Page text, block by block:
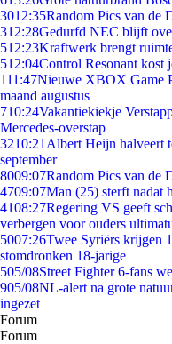
3012:35Random Pics van de
312:28Gedurfd NEC blijft
512:23Kraftwerk brengt
512:04Control Resonant kost
111:47Nieuwe XBOX Game
maand augustus
710:24Vakantiekiekje
Mercedes-overstap
3210:21 Albert Heijn halveert
september
8009:07Random Pics van de
4709:07Man (25) sterft nadat
4108:27Regering VS geeft
verbergen voor ouders
5007:26Twee Syriërs krijgen
stomdronken 18-jarige
505/08Street Fighter 6-fans
905/08NL-alert na grote
ingezet
Forum
Forum